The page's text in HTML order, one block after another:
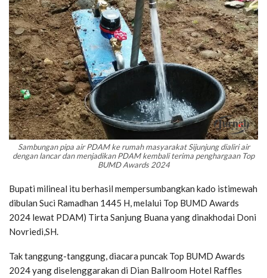
Sambungan pipa air PDAM ke rumah masyarakat Sijunjung dialiri air
dengan lancar dan menjadikan PDAM kembali terima penghargaan Top
BUMD Awards 2024
Bupati milineal itu berhasil mempersumbangkan kado istimewah
dibulan Suci Ramadhan 1445 H, melalui Top BUMD Awards
2024 lewat PDAM) Tirta Sanjung Buana yang dinakhodai Doni
Novriedi,SH.
Tak tanggung-tanggung, diacara puncak Top BUMD Awards
2024 yang diselenggarakan di Dian Ballroom Hotel Raffles